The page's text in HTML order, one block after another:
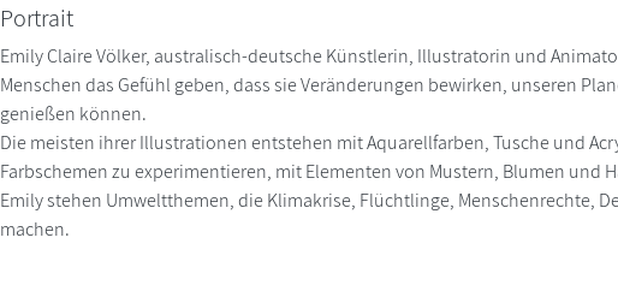
Portrait
Emily Claire Völker, australisch-deutsche Künstlerin, Illustratorin und
Menschen das Gefühl geben, dass sie Veränderungen bewirken, unseren
genießen können.
Die meisten ihrer Illustrationen entstehen mit Aquarellfarben, Tusche und
Farbschemen zu experimentieren, mit Elementen von Mustern, Blumen und
Emily stehen Umweltthemen, die Klimakrise, Flüchtlinge, Menschenrechte,
machen.